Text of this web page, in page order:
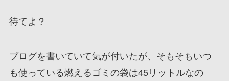
待てよ？
ブログを書いていて気が付いたが、そもそもいつ
も使っている燃えるゴミの袋は45リットルなの